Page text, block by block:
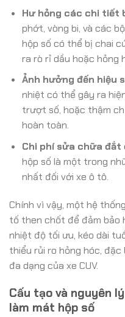
Hư hỏng các chi tiết
phớt, vòng bi, và các
hộp số có thể bị chai
ra rò rỉ dầu hoặc hỏng
Ảnh hưởng đến hiệu
nhiệt có thể gây ra
trượt số, hoặc thậm
hoàn toàn.
Chi phí sửa chữa đắt
hộp số là một trong
nhất đối với xe ô tô.
Chính vì vậy, một hệ
tố then chốt để đảm bảo
nhiệt độ tối ưu, kéo dài
thiểu rủi ro hỏng hóc,
đa dạng của xe CUV.
Cấu tạo và nguyên
làm mát hộp số